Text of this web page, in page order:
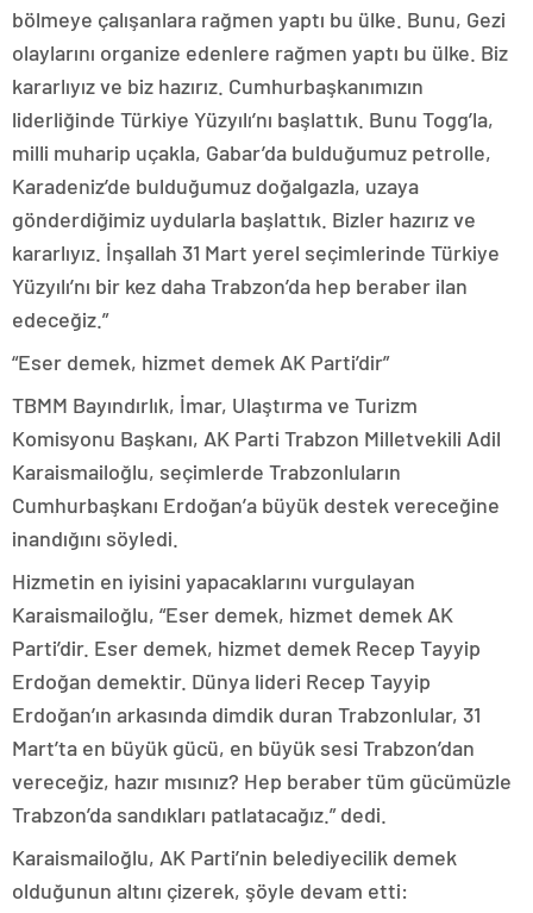
bölmeye çalışanlara rağmen yaptı bu ülke. Bunu, Gezi
olaylarını organize edenlere rağmen yaptı bu ülke. Biz
kararlıyız ve biz hazırız. Cumhurbaşkanımızın
liderliğinde Türkiye Yüzyılı’nı başlattık. Bunu Togg’la,
milli muharip uçakla, Gabar’da bulduğumuz petrolle,
Karadeniz’de bulduğumuz doğalgazla, uzaya
gönderdiğimiz uydularla başlattık. Bizler hazırız ve
kararlıyız. İnşallah 31 Mart yerel seçimlerinde Türkiye
Yüzyılı’nı bir kez daha Trabzon’da hep beraber ilan
edeceğiz.”
“Eser demek, hizmet demek AK Parti’dir”
TBMM Bayındırlık, İmar, Ulaştırma ve Turizm
Komisyonu Başkanı, AK Parti Trabzon Milletvekili Adil
Karaismailoğlu, seçimlerde Trabzonluların
Cumhurbaşkanı Erdoğan’a büyük destek vereceğine
inandığını söyledi.
Hizmetin en iyisini yapacaklarını vurgulayan
Karaismailoğlu, “Eser demek, hizmet demek AK
Parti’dir. Eser demek, hizmet demek Recep Tayyip
Erdoğan demektir. Dünya lideri Recep Tayyip
Erdoğan’ın arkasında dimdik duran Trabzonlular, 31
Mart’ta en büyük gücü, en büyük sesi Trabzon’dan
vereceğiz, hazır mısınız? Hep beraber tüm gücümüzle
Trabzon’da sandıkları patlatacağız.” dedi.
Karaismailoğlu, AK Parti’nin belediyecilik demek
olduğunun altını çizerek, şöyle devam etti: